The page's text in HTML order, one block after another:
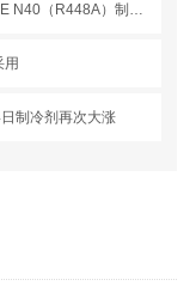
R404A制冷剂替代产品——霍尼韦尔SOLSTICE N40（R448A）制冷剂介绍
制冷剂再次大涨